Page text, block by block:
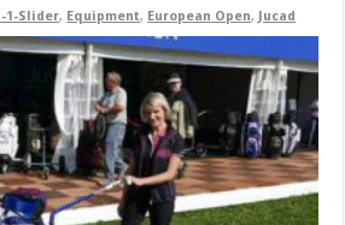
1-Slider, Equipment, European Open, Jucad